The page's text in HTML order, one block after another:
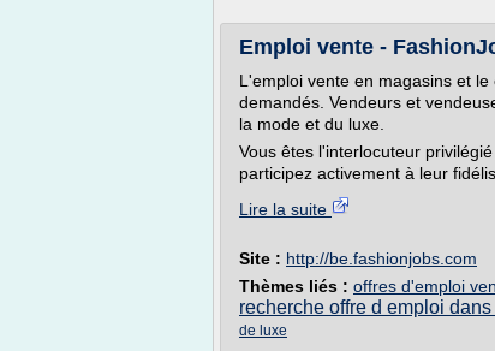
Emploi vente -
L'emploi vente en magasins et
demandés. Vendeurs et
la mode et du luxe.
Vous êtes l'interlocuteur
participez activement à leur
Lire la suite
Site : http://be.fashionjobs.com
Thèmes liés : offres d'emploi
recherche offre d emploi
de luxe